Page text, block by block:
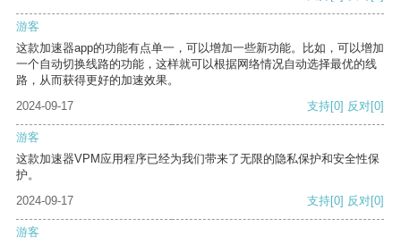
游客
这款加速器app的功能有点单一，可以增加一些新功能。比如，可以增加
一个自动切换线路的功能，这样就可以根据网络情况自动选择最优的线
路，从而获得更好的加速效果。
2024-09-17
支持[0] 反对[0]
游客
这款加速器VPM应用程序已经为我们带来了无限的隐私保护和安全性保
护。
2024-09-17
支持[0] 反对[0]
游客